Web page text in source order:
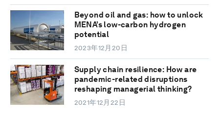
Beyond oil and gas: how to unlock
MENA’s low-carbon hydrogen
potential
2023年12月20日
Supply chain resilience: How are
pandemic-related disruptions
reshaping managerial thinking?
2021年12月22日